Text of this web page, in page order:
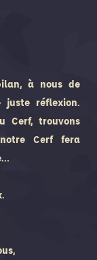
à nous de
juste réflexion.
Cerf, trouvons
Cerf fera